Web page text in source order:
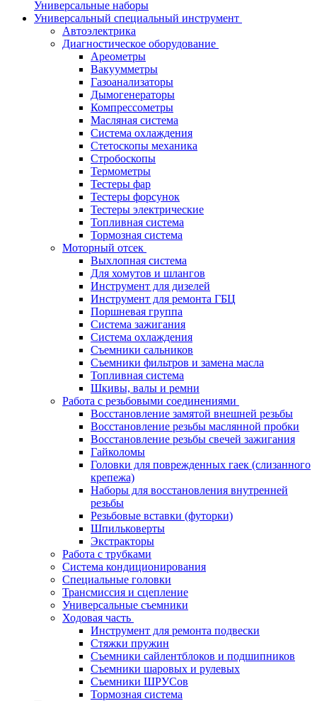
Универсальные наборы
Универсальный специальный инструмент
Автоэлектрика
Диагностическое оборудование
Ареометры
Вакуумметры
Газоанализаторы
Дымогенераторы
Компрессометры
Масляная система
Система охлаждения
Стетоскопы механика
Стробоскопы
Термометры
Тестеры фар
Тестеры форсунок
Тестеры электрические
Топливная система
Тормозная система
Моторный отсек
Выхлопная система
Для хомутов и шлангов
Инструмент для дизелей
Инструмент для ремонта ГБЦ
Поршневая группа
Система зажигания
Система охлаждения
Съемники сальников
Съемники фильтров и замена масла
Топливная система
Шкивы, валы и ремни
Работа с резьбовыми соединениями
Восстановление замятой внешней резьбы
Восстановление резьбы маслянной пробки
Восстановление резьбы свечей зажигания
Гайколомы
Головки для поврежденных гаек (слизанного
крепежа)
Наборы для восстановления внутренней
резьбы
Резьбовые вставки (футорки)
Шпильковерты
Экстракторы
Работа с трубками
Система кондиционирования
Специальные головки
Трансмиссия и сцепление
Универсальные съемники
Ходовая часть
Инструмент для ремонта подвески
Стяжки пружин
Съемники сайлентблоков и подшипников
Съемники шаровых и рулевых
Съемники ШРУСов
Тормозная система